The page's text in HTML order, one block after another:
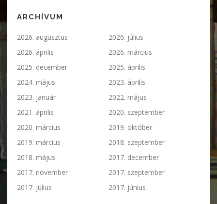
ARCHÍVUM
2026. augusztus
2026. július
2026. április
2026. március
2025. december
2025. április
2024. május
2023. április
2023. január
2022. május
2021. április
2020. szeptember
2020. március
2019. október
2019. március
2018. szeptember
2018. május
2017. december
2017. november
2017. szeptember
2017. július
2017. június